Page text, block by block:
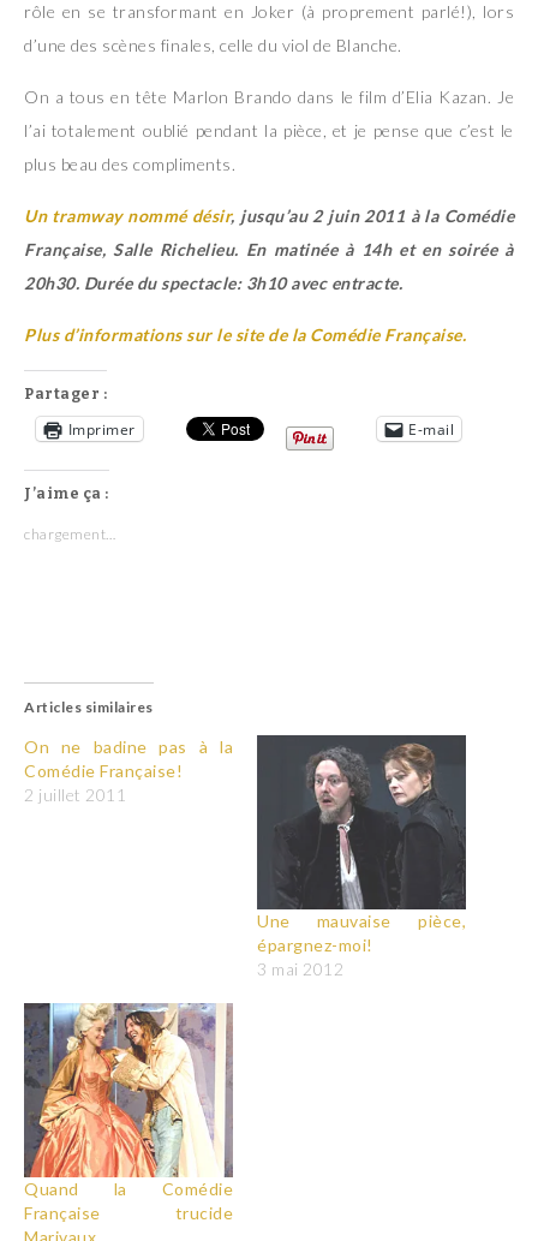
rôle en se transformant en Joker (à proprement parlé!), lors
d’une des scènes finales, celle du viol de Blanche.
On a tous en tête Marlon Brando dans le film d’Elia Kazan. Je
l’ai totalement oublié pendant la pièce, et je pense que c’est le
plus beau des compliments.
Un tramway nommé désir, jusqu’au 2 juin 2011 à la Comédie
Française, Salle Richelieu. En matinée à 14h et en soirée à
20h30. Durée du spectacle: 3h10 avec entracte.
Plus d’informations sur le site de la Comédie Française.
Partager :
Imprimer E-mail
J’aime ça :
chargement…
Articles similaires
On ne badine pas à la
Comédie Française!
2 juillet 2011
Une mauvaise pièce,
épargnez-moi!
3 mai 2012
Quand la Comédie
Française trucide
Marivaux